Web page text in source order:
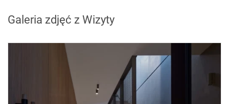
Galeria zdjęć z Wizyty